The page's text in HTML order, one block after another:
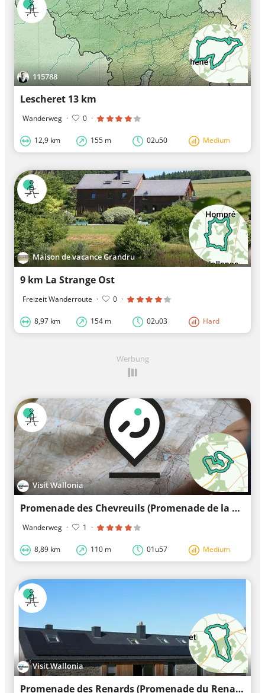
115788
Lescheret 13 km
Wanderweg · 0 ·
12,9 km 155 m 02u50 Medium
Maison de vacance Grandru
9 km La Strange Ost
Freizeit Wanderroute · 0 ·
8,97 km 154 m 02u03 Hard
Werbung
Visit Wallonia
Promenade des Chevreuils (Promenade de la Biche)
Wanderweg · 1 ·
8,89 km 110 m 01u57 Medium
Visit Wallonia
Promenade des Renards (Promenade du Renard)